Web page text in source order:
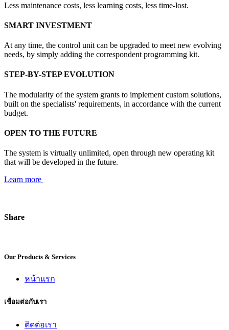
Less maintenance costs, less learning costs, less time-lost.
SMART INVESTMENT
At any time, the control unit can be upgraded to meet new evolving
needs, by simply adding the correspondent programming kit.
STEP-BY-STEP EVOLUTION
The modularity of the system grants to implement custom solutions,
built on the specialists' requirements, in accordance with the current
budget.
OPEN TO THE FUTURE
The system is virtually unlimited, open through new operating kit
that will be developed in the future.
Learn more
Share
Our Products & Services
หน้าแรก
เชื่อมต่อกับเรา
ติดต่อเรา